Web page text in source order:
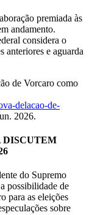
premiada às
andamento.
considera o
anteriores e aguarda
de Vorcaro como
delacao-de-
2026.
DISCUTEM
do Supremo
possibilidade de
para as eleições
sobre